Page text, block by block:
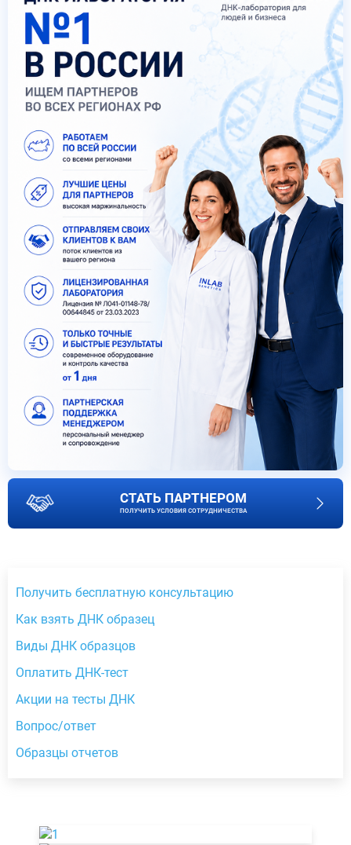
СТАТЬ ПАРТНЕРОМ
ПОЛУЧИТЬ УСЛОВИЯ СОТРУДНИЧЕСТВА
Получить бесплатную консультацию
Как взять ДНК образец
Виды ДНК образцов
Оплатить ДНК-тест
Акции на тесты ДНК
Вопрос/ответ
Образцы отчетов